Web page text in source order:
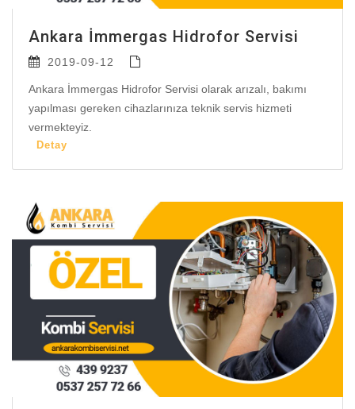
Ankara İmmergas Hidrofor Servisi
2019-09-12
Ankara İmmergas Hidrofor Servisi olarak arızalı, bakımı
yapılması gereken cihazlarınıza teknik servis hizmeti
vermekteyiz.
Detay